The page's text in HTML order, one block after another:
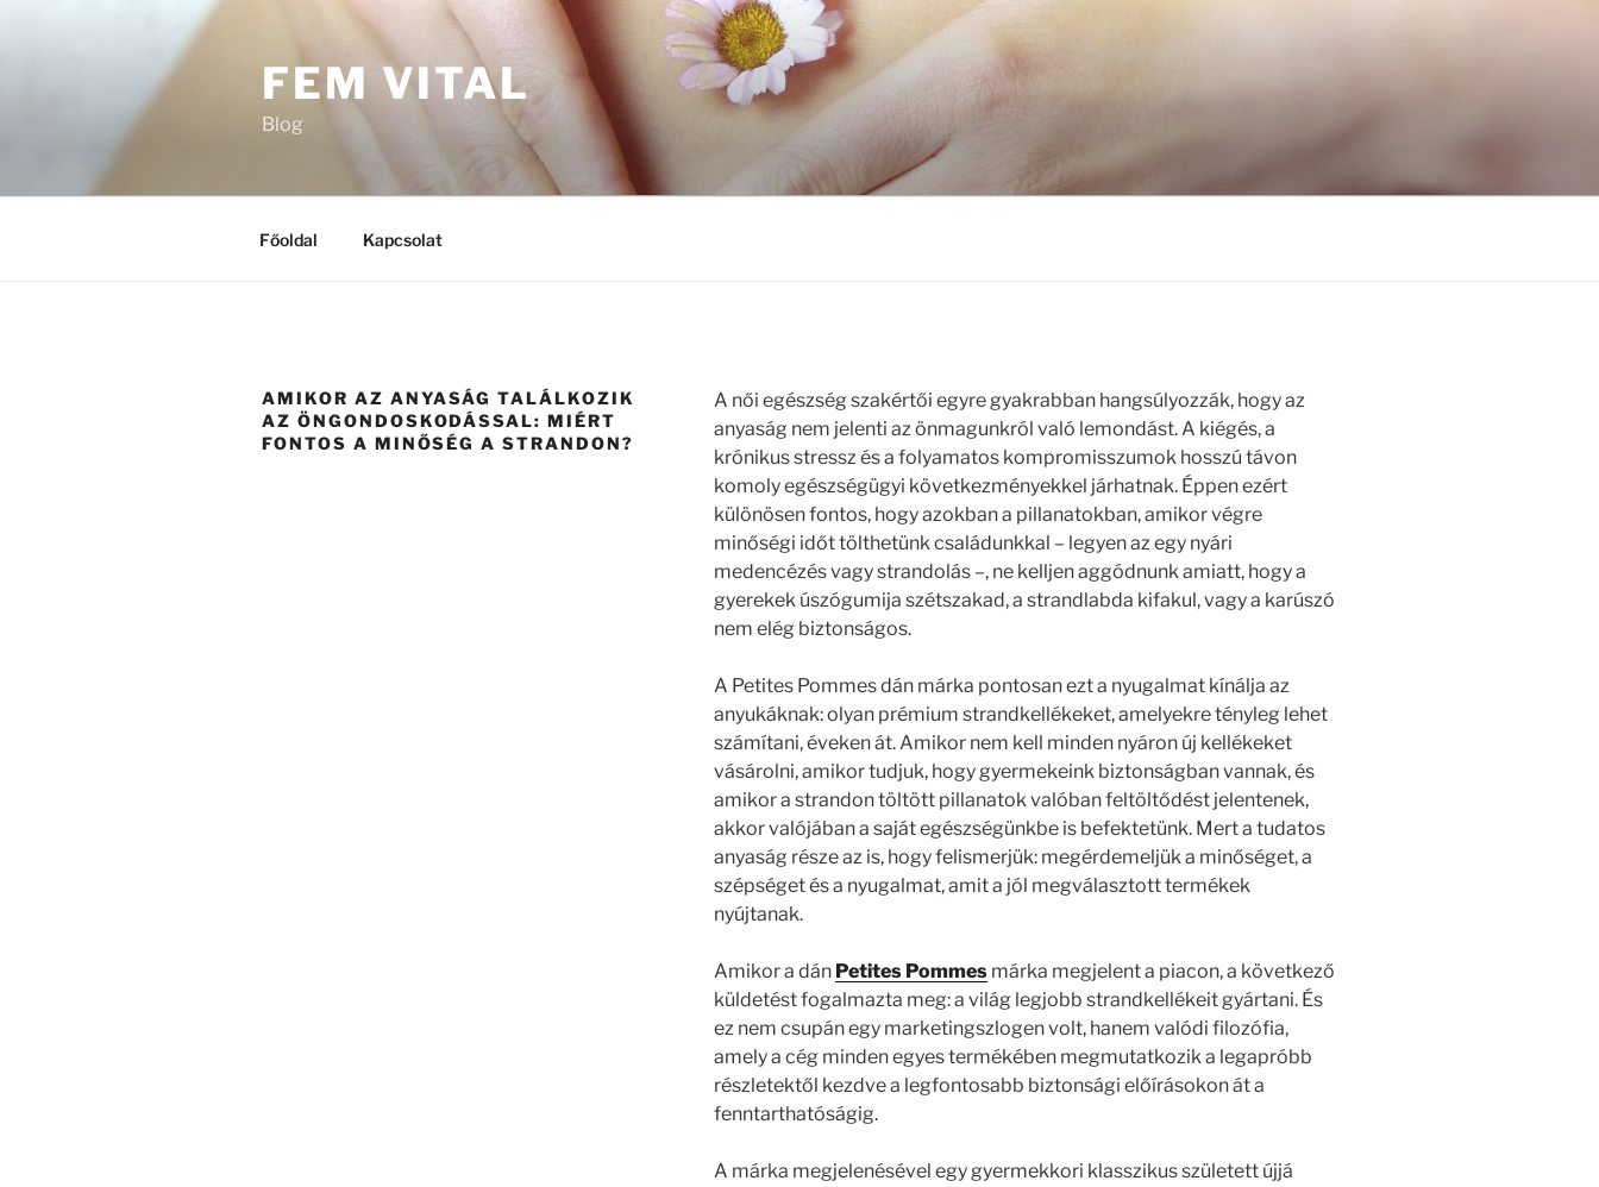
FEM VITAL
Blog
Főoldal Kapcsolat
AMIKOR AZ ANYASÁG TALÁLKOZIK
AZ ÖNGONDOSKODÁSSAL: MIÉRT
FONTOS A MINŐSÉG A STRANDON?
A női egészség szakértői egyre gyakrabban hangsúlyozzák, hogy az
anyaság nem jelenti az önmagunkról való lemondást. A kiégés, a
krónikus stressz és a folyamatos kompromisszumok hosszú távon
komoly egészségügyi következményekkel járhatnak. Éppen ezért
különösen fontos, hogy azokban a pillanatokban, amikor végre
minőségi időt tölthetünk családunkkal – legyen az egy nyári
medencézés vagy strandolás –, ne kelljen aggódnunk amiatt, hogy a
gyerekek úszógumija szétszakad, a strandlabda kifakul, vagy a karúszó
nem elég biztonságos.
A Petites Pommes dán márka pontosan ezt a nyugalmat kínálja az
anyukáknak: olyan prémium strandkellékeket, amelyekre tényleg lehet
számítani, éveken át. Amikor nem kell minden nyáron új kellékeket
vásárolni, amikor tudjuk, hogy gyermekeink biztonságban vannak, és
amikor a strandon töltött pillanatok valóban feltöltődést jelentenek,
akkor valójában a saját egészségünkbe is befektetünk. Mert a tudatos
anyaság része az is, hogy felismerjük: megérdemeljük a minőséget, a
szépséget és a nyugalmat, amit a jól megválasztott termékek
nyújtanak.
Amikor a dán Petites Pommesmárka megjelent a piacon, a következő
küldetést fogalmazta meg: a világ legjobb strandkellékeit gyártani. És
ez nem csupán egy marketingszlogen volt, hanem valódi filozófia,
amely a cég minden egyes termékében megmutatkozik a legapróbb
részletektől kezdve a legfontosabb biztonsági előírásokon át a
fenntarthatóságig.
A márka megjelenésével egy gyermekkori klasszikus született újjá